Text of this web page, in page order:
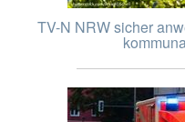
TV-N NRW sicher